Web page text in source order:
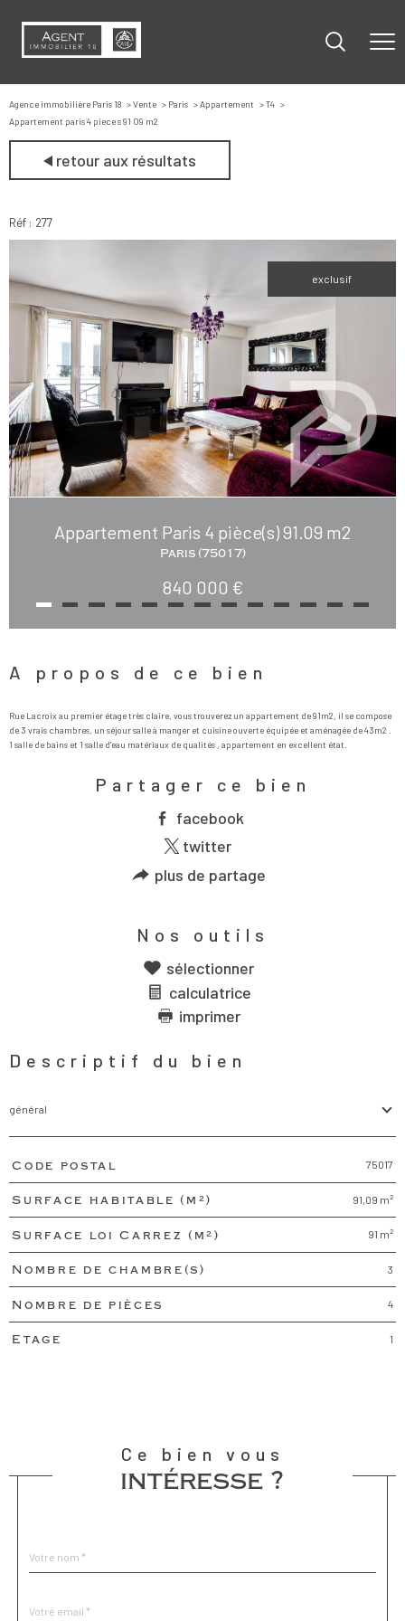
Agence immobilière Paris 18 Vente Paris Appartement
T4
Appartement paris 4 piece s 91 09 m2
retour aux résultats
Réf : 277
exclusif
Appartement Paris 4 pièce(s) 91.09 m2
Paris (75017)
840 000 €
A propos de ce bien
Rue Lacroix au premier étage très claire, vous trouverez un appartement de 91m2, il se compose
de 3 vrais chambres, un séjour salle à manger et cuisine ouverte équipée et aménagée de 43m2 .
Partager ce bien
facebook
twitter
plus de partage
Nos outils
sélectionner
calculatrice
imprimer
Descriptif du bien
général
TRAD_PAMPERO_Caracteristique
Code postal 75017
Surface habitable (m²) 91,09 m²
Surface loi Carrez (m²) 91 m²
Nombre de chambre(s) 3
Nombre de pièces 4
Etage 1
Ce bien vous
intéresse ?
par
*
*